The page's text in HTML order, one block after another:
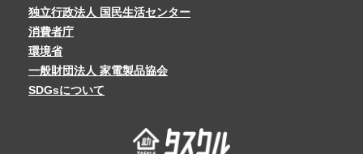
独立行政法人 国民生活センター
消費者庁
環境省
一般財団法人 家電製品協会
SDGsについて